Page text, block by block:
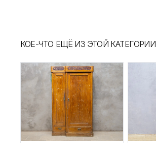
КОЕ-ЧТО ЕЩЁ ИЗ ЭТОЙ КАТЕГОРИИ